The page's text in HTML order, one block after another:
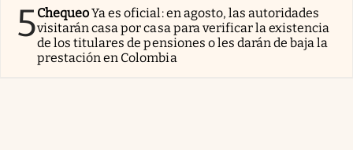
5ChequeoYa es oficial: en agosto, las autoridades
visitarán casa por casa para verificar la existencia
de los titulares de pensiones o les darán de baja la
prestación en Colombia